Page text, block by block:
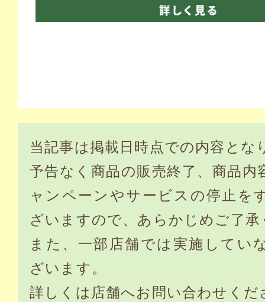
当記事は掲載日時点での内容とな
予告なく商品の販売終了、商品内
ャンペーンやサービスの停止を
ざいますので、あらかじめご了
また、一部店舗では実施してい
ざいます。
詳しくは店舗へお問い合わせくだ